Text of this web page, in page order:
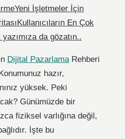
Yeni İşletmeler İçin
Kullanıcıların En Çok
da gözatın..
Dijital PazarlamaRehberi
hazır,
yüksek. Peki
Günümüzde bir
fiziksel varlığına değil,
İşte bu